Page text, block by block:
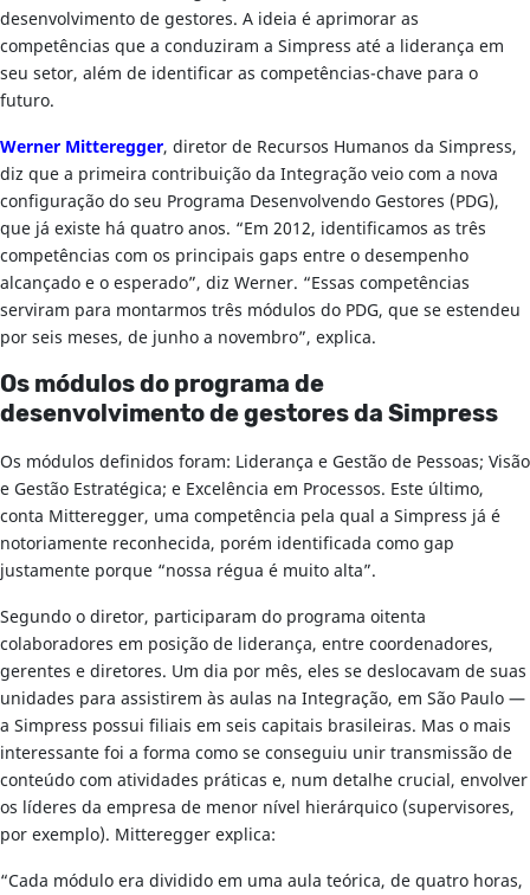
desenvolvimento de gestores. A ideia é aprimorar as
competências que a conduziram a Simpress até a liderança em
seu setor, além de identificar as competências-chave para o
futuro.
Werner Mitteregger, diretor de Recursos Humanos da Simpress,
diz que a primeira contribuição da Integração veio com a nova
configuração do seu Programa Desenvolvendo Gestores (PDG),
que já existe há quatro anos. “Em 2012, identificamos as três
competências com os principais gaps entre o desempenho
alcançado e o esperado”, diz Werner. “Essas competências
serviram para montarmos três módulos do PDG, que se estendeu
por seis meses, de junho a novembro”, explica.
Os módulos do programa de
desenvolvimento de gestores da Simpress
Os módulos definidos foram: Liderança e Gestão de Pessoas; Visão
e Gestão Estratégica; e Excelência em Processos. Este último,
conta Mitteregger, uma competência pela qual a Simpress já é
notoriamente reconhecida, porém identificada como gap
justamente porque “nossa régua é muito alta”.
Segundo o diretor, participaram do programa oitenta
colaboradores em posição de liderança, entre coordenadores,
gerentes e diretores. Um dia por mês, eles se deslocavam de suas
unidades para assistirem às aulas na Integração, em São Paulo —
a Simpress possui filiais em seis capitais brasileiras. Mas o mais
interessante foi a forma como se conseguiu unir transmissão de
conteúdo com atividades práticas e, num detalhe crucial, envolver
os líderes da empresa de menor nível hierárquico (supervisores,
por exemplo). Mitteregger explica:
“Cada módulo era dividido em uma aula teórica, de quatro horas,